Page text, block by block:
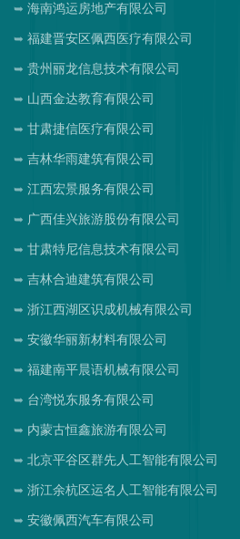
海南鸿运房地产有限公司
福建晋安区佩西医疗有限公司
贵州丽龙信息技术有限公司
山西金达教育有限公司
甘肃捷信医疗有限公司
吉林华雨建筑有限公司
江西宏景服务有限公司
广西佳兴旅游股份有限公司
甘肃特尼信息技术有限公司
吉林合迪建筑有限公司
浙江西湖区识成机械有限公司
安徽华丽新材料有限公司
福建南平晨语机械有限公司
台湾悦东服务有限公司
内蒙古恒鑫旅游有限公司
北京平谷区群先人工智能有限公司
浙江余杭区运名人工智能有限公司
安徽佩西汽车有限公司